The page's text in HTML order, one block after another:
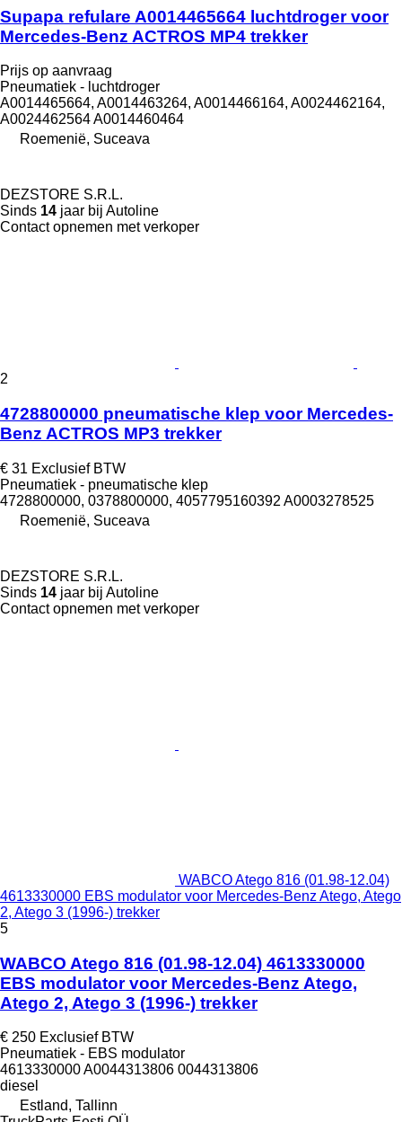
Supapa refulare A0014465664 luchtdroger voor
Mercedes-Benz ACTROS MP4 trekker
Prijs op aanvraag
Pneumatiek - luchtdroger
A0014465664, A0014463264, A0014466164, A0024462164,
A0024462564 A0014460464
Roemenië, Suceava
DEZSTORE S.R.L.
Sinds 14 jaar bij Autoline
Contact opnemen met verkoper
2
4728800000 pneumatische klep voor Mercedes-
Benz ACTROS MP3 trekker
€ 31 Exclusief BTW
Pneumatiek - pneumatische klep
4728800000, 0378800000, 4057795160392 A0003278525
Roemenië, Suceava
DEZSTORE S.R.L.
Sinds 14 jaar bij Autoline
Contact opnemen met verkoper
WABCO Atego 816 (01.98-12.04)
4613330000 EBS modulator voor Mercedes-Benz Atego, Atego
2, Atego 3 (1996-) trekker
5
WABCO Atego 816 (01.98-12.04) 4613330000
EBS modulator voor Mercedes-Benz Atego,
Atego 2, Atego 3 (1996-) trekker
€ 250 Exclusief BTW
Pneumatiek - EBS modulator
4613330000 A0044313806 0044313806
diesel
Estland, Tallinn